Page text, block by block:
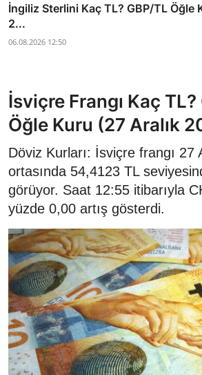
İngiliz Sterlini Kaç TL? GBP/TL Öğle
2...
06.08.2026 12:50
İsviçre Frangı Kaç
Öğle Kuru (27 Aralık
Döviz Kurları: İsviçre frangı 27
ortasında 54,4123 TL
görüyor. Saat 12:55 itibarıyla
yüzde 0,00 artış gösterdi.